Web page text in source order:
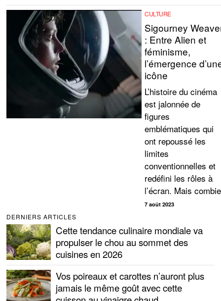
CULTURE
Sigourney
: Entre Alien et
féminisme,
l’émergence
icône
L’histoire du cinéma
est jalonnée de
figures
emblématiques qui
ont repoussé les
limites
conventionnelles et
redéfini les rôles à
l’écran. Mais
7 août 2023
DERNIERS ARTICLES
Cette tendance culinaire mondiale va
propulser le chou au sommet des
cuisines en 2026
Vos poireaux et carottes n’auront plus
jamais le même goût avec cette